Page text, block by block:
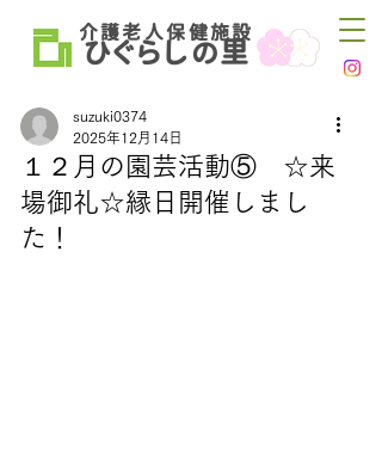
介 護 老 人 保 健 施 設
ひぐらしの里
１２月の園芸活動⑤ ☆来
場御礼☆縁日開催しまし
た！
suzuki0374
2025年12月14日